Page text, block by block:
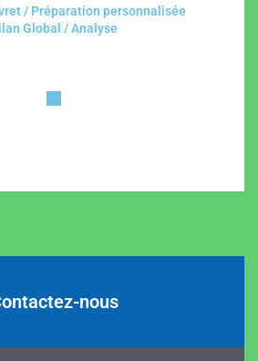
/ Préparation personnalisée
Global / Analyse
nous